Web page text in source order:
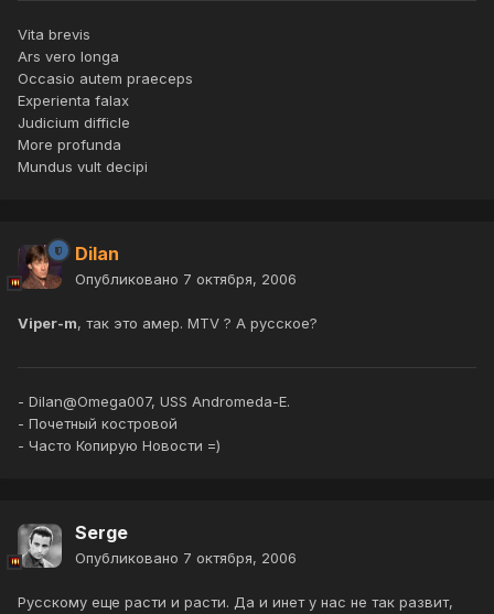
Vita brevis
Ars vero longa
Occasio autem praeceps
Experienta falax
Judicium difficle
More profunda
Mundus vult decipi
Dilan
Опубликовано 7 октября, 2006
Viper-m, так это амер. MTV ? А русское?
- Dilan@Omega007, USS Andromeda-E.
- Почетный костровой
- Часто Копирую Новости =)
Serge
Опубликовано 7 октября, 2006
Русскому еще расти и расти. Да и инет у нас не так развит,